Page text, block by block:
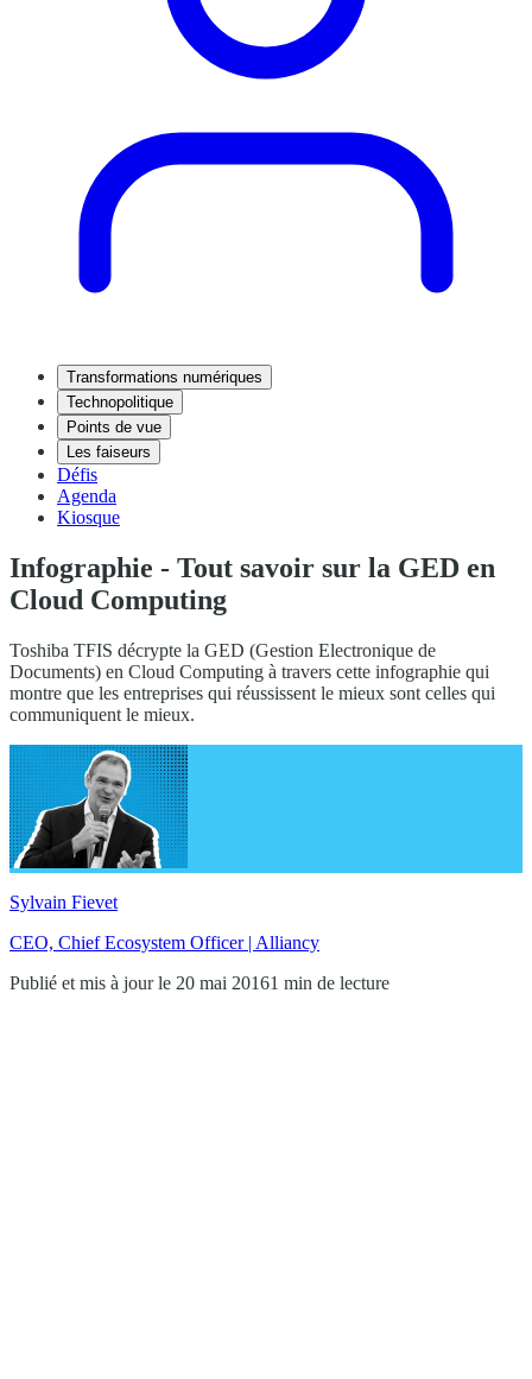
Transformations numériques
Technopolitique
Points de vue
Les faiseurs
Défis
Agenda
Kiosque
Infographie - Tout savoir sur la GED en
Cloud Computing
Toshiba TFIS décrypte la GED (Gestion Electronique de
Documents) en Cloud Computing à travers cette infographie qui
montre que les entreprises qui réussissent le mieux sont celles qui
communiquent le mieux.
Sylvain Fievet
CEO, Chief Ecosystem Officer | Alliancy
Publié et mis à jour le 20 mai 20161 min de lecture